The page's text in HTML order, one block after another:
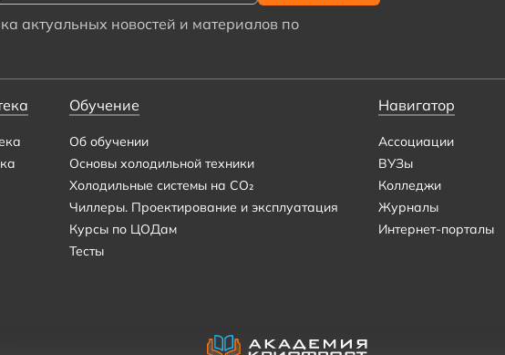
актуальных новостей и материалов по
Обучение
Об обучении
Основы холодильной техники
Холодильные системы на CO₂
Чиллеры. Проектирование и эксплуатация
Курсы по ЦОДам
Тесты
Навигатор
Ассоциации
ВУЗы
Колледжи
Журналы
Интернет-порталы